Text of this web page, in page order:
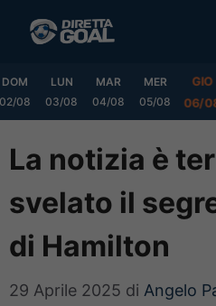
DOM
02/08
LUN
03/08
MAR
04/08
MER
05/08
GIO
06/
La notizia è
svelato il
di Hamilton
29 Aprile 2025 di Angelo